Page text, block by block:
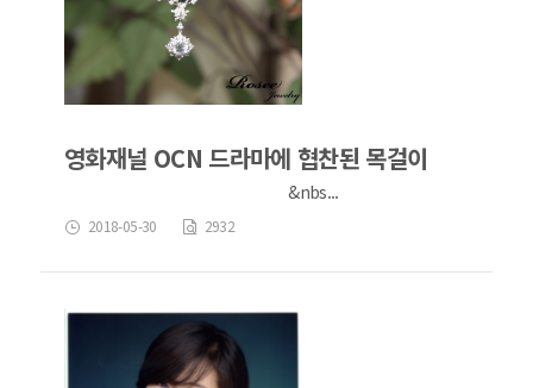
영화재널 OCN 드라마에 협찬된 목걸이
&nbs...
2018-05-30 2932